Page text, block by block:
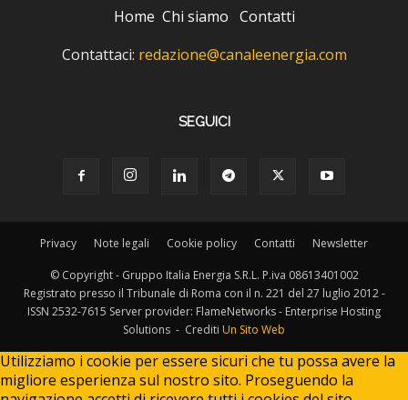
Home Chi siamo Contatti
Contattaci: redazione@canaleenergia.com
SEGUICI
Privacy Note legali Cookie policy Contatti Newsletter
© Copyright - Gruppo Italia Energia S.R.L. P.iva 08613401002
Registrato presso il Tribunale di Roma con il n. 221 del 27 luglio 2012 -
ISSN 2532-7615 Server provider: FlameNetworks - Enterprise Hosting
Solutions - Crediti Un Sito Web
Utilizziamo i cookie per essere sicuri che tu possa avere la
migliore esperienza sul nostro sito. Proseguendo la